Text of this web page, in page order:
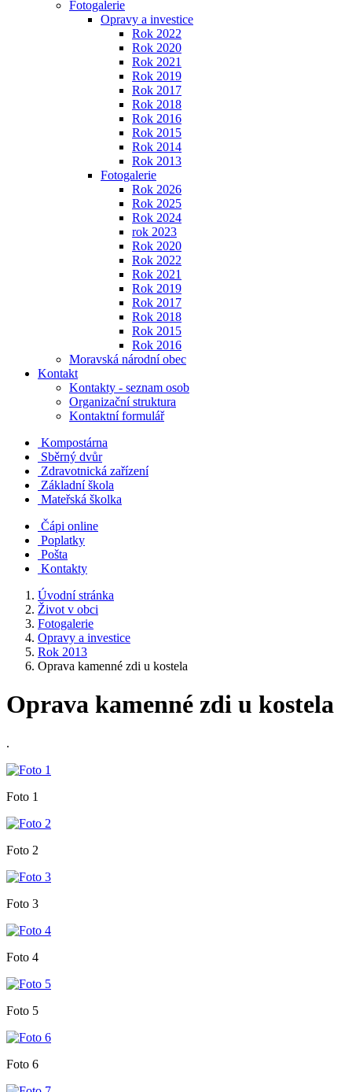
Fotogalerie
Opravy a investice
Rok 2022
Rok 2020
Rok 2021
Rok 2019
Rok 2017
Rok 2018
Rok 2016
Rok 2015
Rok 2014
Rok 2013
Fotogalerie
Rok 2026
Rok 2025
Rok 2024
rok 2023
Rok 2020
Rok 2022
Rok 2021
Rok 2019
Rok 2017
Rok 2018
Rok 2015
Rok 2016
Moravská národní obec
Kontakt
Kontakty - seznam osob
Organizační struktura
Kontaktní formulář
Kompostárna
Sběrný dvůr
Zdravotnická zařízení
Základní škola
Mateřská školka
Čápi online
Poplatky
Pošta
Kontakty
Úvodní stránka
Život v obci
Fotogalerie
Opravy a investice
Rok 2013
Oprava kamenné zdi u kostela
Oprava kamenné zdi u kostela
.
Foto 1
Foto 2
Foto 3
Foto 4
Foto 5
Foto 6